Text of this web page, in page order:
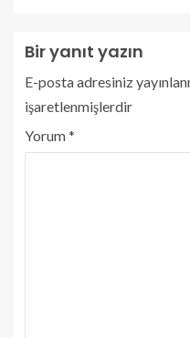
Bir yanıt yazın
E-posta adresiniz
işaretlenmişlerdir
Yorum*